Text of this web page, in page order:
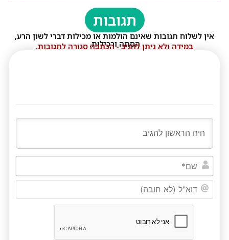
תגובות
אין לשלוח תגובות שאינם הולמות או מכילות דברי לשון הרע,
הסתה ורכילות.
במידה ולא ניתן להגיב - הכתבה סגורה לתגובות.